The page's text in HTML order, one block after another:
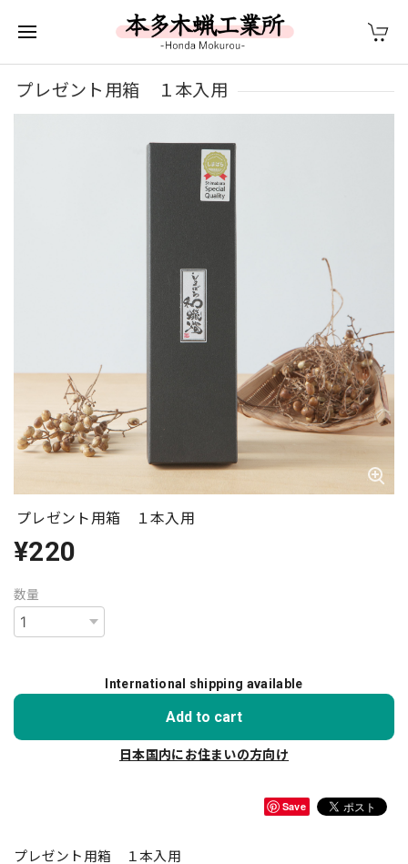
プレゼント用箱 １本入用
プレゼント用箱 １本入用
¥220
数量
International shipping available
Add to cart
日本国内にお住まいの方向け
Save
プレゼント用箱 １本入用